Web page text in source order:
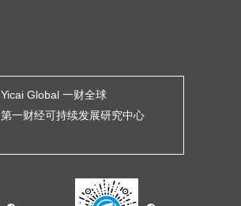
Yicai Global 一财全球
第一财经可持续发展研究中心